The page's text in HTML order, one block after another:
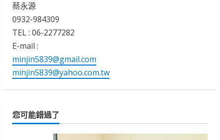
蔡永源
0932-984309
TEL : 06-2277282
E-mail :
minjin5839@gmail.com
minjin5839@yahoo.com.tw
您可能錯過了